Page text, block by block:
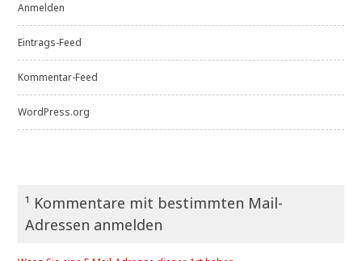
Anmelden
Eintrags-Feed
Kommentar-Feed
WordPress.org
¹ Kommentare mit bestimmten Mail-
Adressen anmelden